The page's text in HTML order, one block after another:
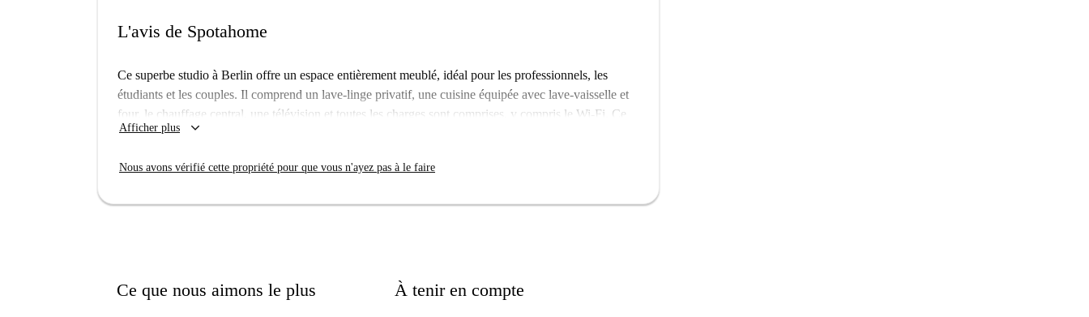
L'avis de Spotahome
Ce superbe studio à Berlin offre un espace entièrement meublé, idéal pour les professionnels, les
étudiants et les couples. Il comprend un lave-linge privatif, une cuisine équipée avec lave-vaisselle et
four, le chauffage central, une télévision et toutes les charges sont comprises, y compris le Wi-Fi. Ce
logement a été vérifié par Spotahome pour votre confort.
Situé dans un quartier animé de Berlin, ce studio est entouré de nombreuses attractions, notamment le
accessibles à pied. Profitez de l'ambiance dynamique et du confort du quartier, idéal pour le travail
Afficher plus keyboard_arrow_down
Nous avons vérifié cette propriété pour que vous n'ayez pas à le faire
Ce que nous aimons le plus À tenir en compte